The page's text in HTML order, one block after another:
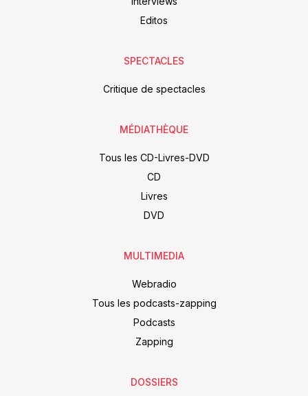
Editos
SPECTACLES
Critique de spectacles
MÉDIATHÈQUE
Tous les CD-Livres-DVD
CD
Livres
DVD
MULTIMEDIA
Webradio
Tous les podcasts-zapping
Podcasts
Zapping
DOSSIERS